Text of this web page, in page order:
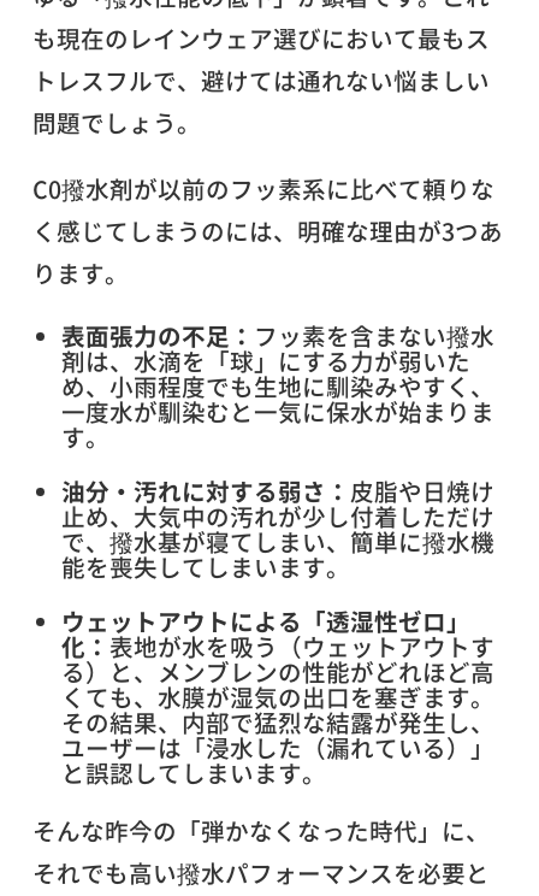
も現在のレインウェア選びにおいて最もス
トレスフルで、避けては通れない悩ましい
問題でしょう。
C0撥水剤が以前のフッ素系に比べて頼りな
く感じてしまうのには、明確な理由が3つあ
ります。
表面張力の不足： フッ素を含まない撥水
剤は、水滴を「球」にする力が弱いた
め、小雨程度でも生地に馴染みやすく、
一度水が馴染むと一気に保水が始まりま
す。
油分・汚れに対する弱さ： 皮脂や日焼け
止め、大気中の汚れが少し付着しただけ
で、撥水基が寝てしまい、簡単に撥水機
能を喪失してしまいます。
ウェットアウトによる「透湿性ゼロ」
化： 表地が水を吸う（ウェットアウトす
る）と、メンブレンの性能がどれほど高
くても、水膜が湿気の出口を塞ぎます。
その結果、内部で猛烈な結露が発生し、
ユーザーは「浸水した（漏れている）」
と誤認してしまいます。
そんな昨今の「弾かなくなった時代」に、
それでも高い撥水パフォーマンスを必要と